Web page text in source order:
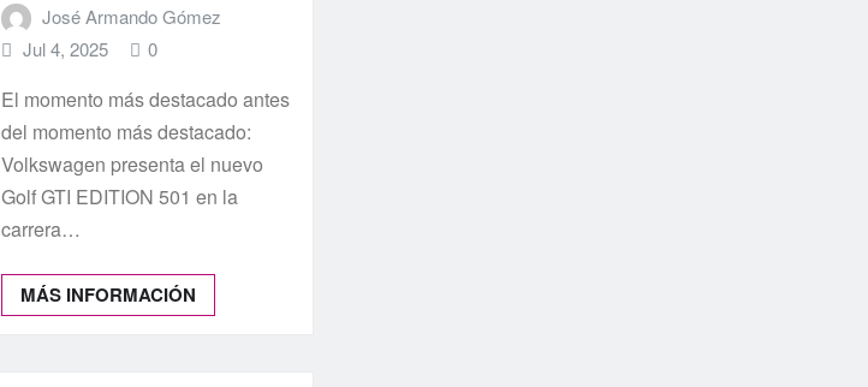
José Armando Gómez
Jul 4, 2025
0
El momento más destacado antes
del momento más destacado:
Volkswagen presenta el nuevo
Golf GTI EDITION 501 en la
carrera…
MÁS INFORMACIÓN